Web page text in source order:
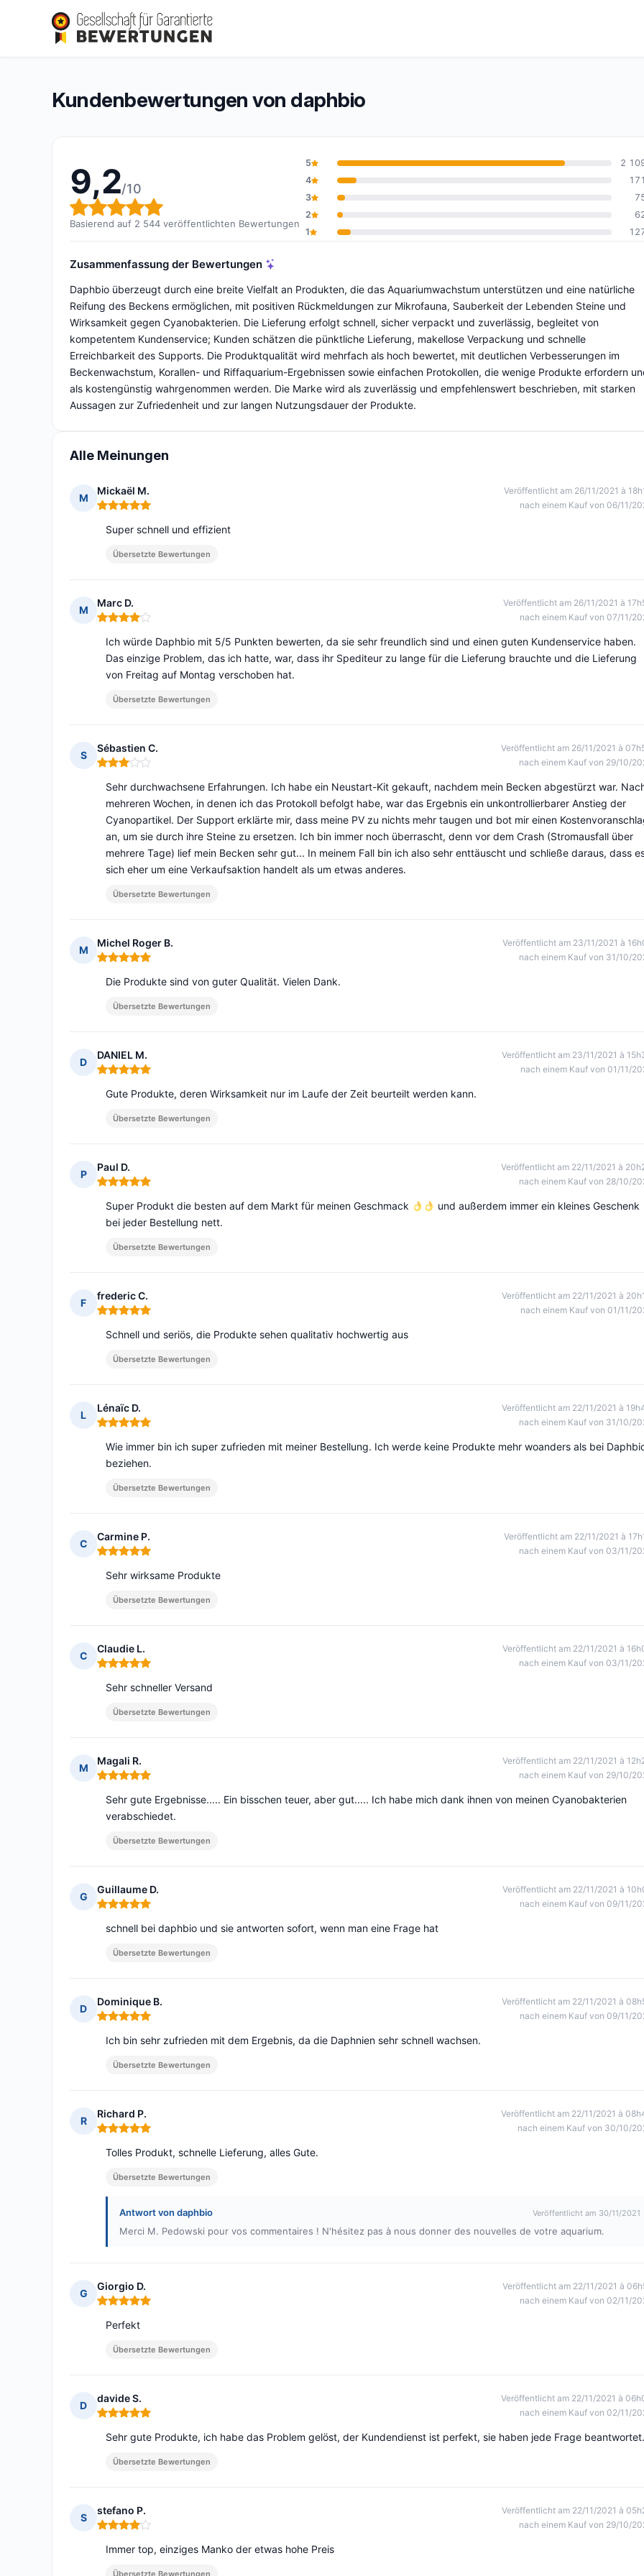
daphbio
Gesamtbewertung: 9,2 von 10
9,2/10(2 544 Bewertungen)
Kundenbewertungen von daphbio
9,2/10
Gesamtbewertung: 9,2 von 10
Basierend auf 2 544 veröffentlichten Bewertungen
5
2
4
171
3
2
1
Zusammenfassung der Bewertungen
Daphbio überzeugt durch eine breite Vielfalt an Produkten, die das Aquariumwachstum unterstützen und eine natürliche
Reifung des Beckens ermöglichen, mit positiven Rückmeldungen zur Mikrofauna, Sauberkeit der Lebenden Steine und
Wirksamkeit gegen Cyanobakterien. Die Lieferung erfolgt schnell, sicher verpackt und zuverlässig, begleitet von
kompetentem Kundenservice; Kunden schätzen die pünktliche Lieferung, makellose Verpackung und schnelle
Erreichbarkeit des Supports. Die Produktqualität wird mehrfach als hoch bewertet, mit deutlichen Verbesserungen im
Beckenwachstum, Korallen- und Riffaquarium-Ergebnissen sowie einfachen Protokollen, die wenige Produkte erfordern
als kostengünstig wahrgenommen werden. Die Marke wird als zuverlässig und empfehlenswert beschrieben, mit starken
Aussagen zur Zufriedenheit und zur langen Nutzungsdauer der Produkte.
Alle Meinungen
M
Mickaël M.
Hinweis: 5 von 5
Veröffentlicht am 26/11/2021 à
nach einem Kauf von 06/11/
Super schnell und effizient
Übersetzte Bewertungen
M
Marc D.
Hinweis: 4 von 5
Veröffentlicht am 26/11/2021 à
nach einem Kauf von 07/11/
Ich würde Daphbio mit 5/5 Punkten bewerten, da sie sehr freundlich sind und einen guten Kundenservice haben.
Das einzige Problem, das ich hatte, war, dass ihr Spediteur zu lange für die Lieferung brauchte und die Lieferung
von Freitag auf Montag verschoben hat.
Übersetzte Bewertungen
S
Sébastien C.
Hinweis: 3 von 5
Veröffentlicht am 26/11/2021 à
nach einem Kauf von 29/10/
Sehr durchwachsene Erfahrungen. Ich habe ein Neustart-Kit gekauft, nachdem mein Becken abgestürzt war.
mehreren Wochen, in denen ich das Protokoll befolgt habe, war das Ergebnis ein unkontrollierbarer Anstieg der
Cyanopartikel. Der Support erklärte mir, dass meine PV zu nichts mehr taugen und bot mir einen
an, um sie durch ihre Steine zu ersetzen. Ich bin immer noch überrascht, denn vor dem Crash (Stromausfall über
mehrere Tage) lief mein Becken sehr gut... In meinem Fall bin ich also sehr enttäuscht und schließe daraus, dass
sich eher um eine Verkaufsaktion handelt als um etwas anderes.
Übersetzte Bewertungen
M
Michel Roger B.
Hinweis: 5 von 5
Veröffentlicht am 23/11/2021 à
nach einem Kauf von 31/10/
Die Produkte sind von guter Qualität. Vielen Dank.
Übersetzte Bewertungen
D
DANIEL M.
Hinweis: 5 von 5
Veröffentlicht am 23/11/2021 à
nach einem Kauf von 01/11/
Gute Produkte, deren Wirksamkeit nur im Laufe der Zeit beurteilt werden kann.
Übersetzte Bewertungen
P
Paul D.
Hinweis: 5 von 5
Veröffentlicht am 22/11/2021 à
nach einem Kauf von 28/10/
Super Produkt die besten auf dem Markt für meinen Geschmack
und außerdem immer ein kleines Geschenk
bei jeder Bestellung nett.
Übersetzte Bewertungen
F
frederic C.
Hinweis: 5 von 5
Veröffentlicht am 22/11/2021 à
nach einem Kauf von 01/11/
Schnell und seriös, die Produkte sehen qualitativ hochwertig aus
Übersetzte Bewertungen
L
Lénaïc D.
Hinweis: 5 von 5
Veröffentlicht am 22/11/2021 à
nach einem Kauf von 31/10/
Wie immer bin ich super zufrieden mit meiner Bestellung. Ich werde keine Produkte mehr woanders als bei
beziehen.
Übersetzte Bewertungen
C
Carmine P.
Hinweis: 5 von 5
Veröffentlicht am 22/11/2021 à
nach einem Kauf von 03/11/
Sehr wirksame Produkte
Übersetzte Bewertungen
C
Claudie L.
Hinweis: 5 von 5
Veröffentlicht am 22/11/2021 à
nach einem Kauf von 03/11/
Sehr schneller Versand
Übersetzte Bewertungen
M
Magali R.
Hinweis: 5 von 5
Veröffentlicht am 22/11/2021 à
nach einem Kauf von 29/10/
Sehr gute Ergebnisse..... Ein bisschen teuer, aber gut..... Ich habe mich dank ihnen von meinen Cyanobakterien
verabschiedet.
Übersetzte Bewertungen
G
Guillaume D.
Hinweis: 5 von 5
Veröffentlicht am 22/11/2021 à
nach einem Kauf von 09/11/
schnell bei daphbio und sie antworten sofort, wenn man eine Frage hat
Übersetzte Bewertungen
D
Dominique B.
Hinweis: 5 von 5
Veröffentlicht am 22/11/2021 à
nach einem Kauf von 09/11/
Ich bin sehr zufrieden mit dem Ergebnis, da die Daphnien sehr schnell wachsen.
Übersetzte Bewertungen
R
Richard P.
Hinweis: 5 von 5
Veröffentlicht am 22/11/2021 à
nach einem Kauf von 30/10/
Tolles Produkt, schnelle Lieferung, alles Gute.
Übersetzte Bewertungen
Antwort von daphbio Veröffentlicht am 30/11/2021
Merci M. Pedowski pour vos commentaires ! N'hésitez pas à nous donner des nouvelles de votre aquarium.
G
Giorgio D.
Hinweis: 5 von 5
Veröffentlicht am 22/11/2021 à
nach einem Kauf von 02/11/
Perfekt
Übersetzte Bewertungen
D
davide S.
Hinweis: 5 von 5
Veröffentlicht am 22/11/2021 à
nach einem Kauf von 02/11/
Sehr gute Produkte, ich habe das Problem gelöst, der Kundendienst ist perfekt, sie haben jede Frage beantwortet.
Übersetzte Bewertungen
S
stefano P.
Hinweis: 4 von 5
Veröffentlicht am 22/11/2021 à
nach einem Kauf von 29/10/
Immer top, einziges Manko der etwas hohe Preis
Übersetzte Bewertungen